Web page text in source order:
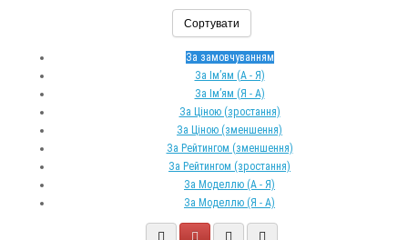
Сортувати
За замовчуванням
За Ім’ям (A - Я)
За Ім’ям (Я - A)
За Ціною (зростання)
За Ціною (зменшення)
За Рейтингом (зменшення)
За Рейтингом (зростання)
За Моделлю (A - Я)
За Моделлю (Я - A)